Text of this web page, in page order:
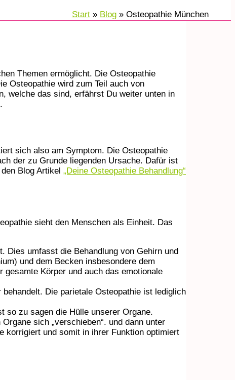
Start Blog
Osteopathie München
Themen ermöglicht. Die Osteopathie
Osteopathie wird zum Teil auch von
welche das sind, erfährst Du weiter unten in
sich also am Symptom. Die Osteopathie
der zu Grunde liegenden Ursache. Dafür ist
Blog Artikel „Deine Osteopathie Behandlung“
sieht den Menschen als Einheit. Das
Dies umfasst die Behandlung von Gehirn und
und dem Becken insbesondere dem
gesamte Körper und auch das emotionale
Die parietale Osteopathie ist lediglich
so zu sagen die Hülle unserer Organe.
sich „verschieben“. und dann unter
korrigiert und somit in ihrer Funktion optimiert